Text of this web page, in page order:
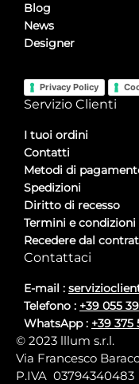
Blog
News
Designer
Privacy Policy
Servizio Clienti
I tuoi ordini
Contatti
Metodi di
Spedizioni
Diritto di recesso
Termini e condizioni
Recedere dal
Contattaci
E-mail :
Telefono : +39 055
WhatsApp : +39 375
© 2023 lllum s.r.l.
Via Francesco
P.IVA 03794340483